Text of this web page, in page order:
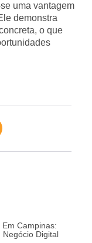
uma vantagem
demonstra
o que
Campinas:
Negócio Digital